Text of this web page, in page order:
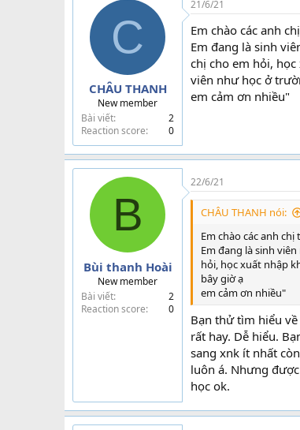
nên cũng thấy
C
CHÂU THANH
New member
Bài viết
2
Reaction score
0
21/6/21
Em chào các anh
Em đang là sinh
chị cho em hỏi,
viên như học ở
em cảm ơn nhiều"
B
Bùi thanh Hoài
New member
Bài viết
2
Reaction score
0
22/6/21
CHÂU THANH nói:
Em chào các anh
Em đang là sinh
hỏi, học xuất nhập
bây giờ ạ
em cảm ơn nhiều"
Bạn thử tìm hiểu
rất hay. Dễ hiểu.
sang xnk ít nhất
luôn á. Nhưng
học ok.